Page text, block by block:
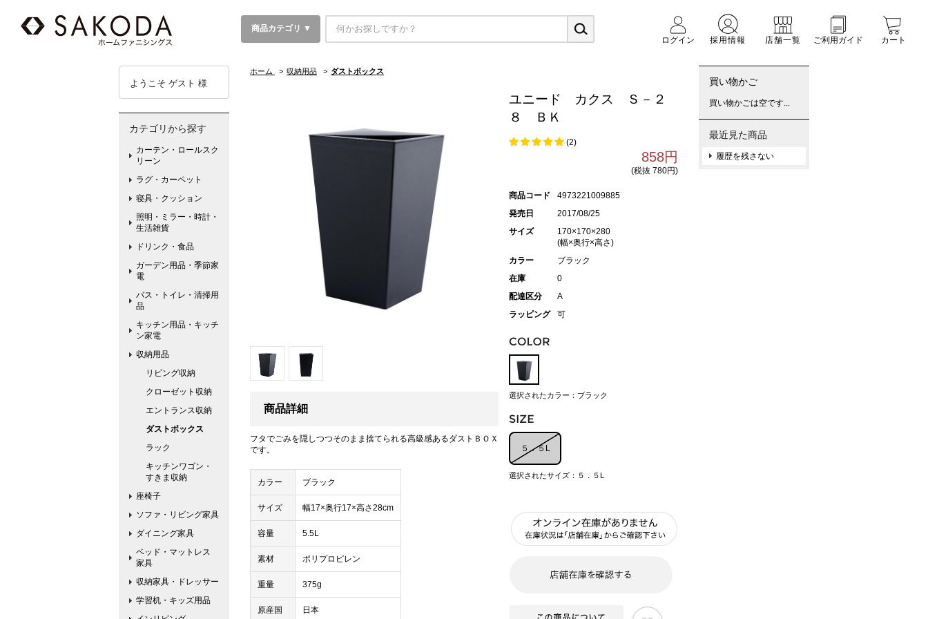
商品カテゴリ ▼
ログイン
採用情報 店舗一覧 ご利用ガイド カート
ホーム > 収納用品 > ダストボックス
商品詳細
フタでごみを隠しつつそのまま捨てられる高級感あるダストＢＯＸ
です。
カラー ブラック
サイズ 幅17×奥行17×高さ28cm
容量 5.5L
素材 ポリプロピレン
重量 375g
原産国 日本
ユニード カクス Ｓ－２
８ ＢＫ
(2)
858円
(税抜 780円)
商品コード
4973221009885
発売日
2017/08/25
サイズ
170×170×280
(幅×奥行×高さ)
カラー
ブラック
在庫
0
配達区分
A
ラッピング
可
選択されたカラー：ブラック
５．５L
選択されたサイズ：５．５L
ようこそ ゲスト 様
カテゴリから探す
カーテン・ロールスク
リーン
ラグ・カーペット
寝具・クッション
照明・ミラー・時計・
生活雑貨
ドリンク・食品
ガーデン用品・季節家
電
バス・トイレ・清掃用
品
キッチン用品・キッチ
ン家電
収納用品
リビング収納
クローゼット収納
エントランス収納
ダストボックス
ラック
キッチンワゴン・
すきま収納
座椅子
ソファ・リビング家具
ダイニング家具
ベッド・マットレス
家具
収納家具・ドレッサー
学習机・キッズ用品
買い物かご
買い物かごは空です...
最近見た商品
履歴を残さない